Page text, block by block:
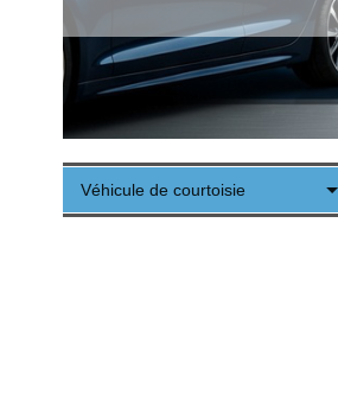
Véhicule de courtoisie